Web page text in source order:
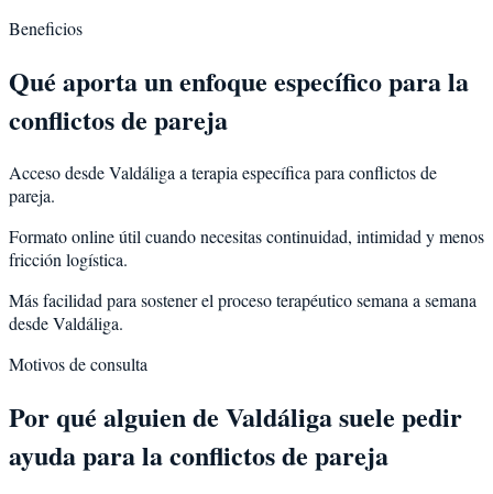
Beneficios
Qué aporta un enfoque específico para la
conflictos de pareja
Acceso desde Valdáliga a terapia específica para conflictos de
pareja.
Formato online útil cuando necesitas continuidad, intimidad y menos
fricción logística.
Más facilidad para sostener el proceso terapéutico semana a semana
desde Valdáliga.
Motivos de consulta
Por qué alguien de Valdáligasuele pedir
ayuda para laconflictos de pareja